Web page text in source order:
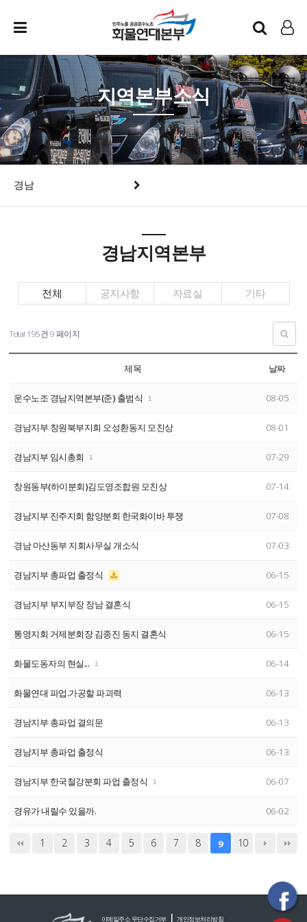
인트라넷
LOG IN
지역본부소식
경남
경남지역본부
전체 공지사항 자료실 기타
Total 195건 9 페이지
제목 날짜
운수노조 경남지역본부(준) 출범식 1 08-05
경남지부 창원북부지회 오성환동지 모친상 08-01
경남지부 임시총회 1 07-29
창원동부(하이분회)김도영조합원 모친상 07-14
경남지부 진주지회 함양분회 한국화이바 투쟁 07-08
경남 마산동부 지회사무실 개소식 07-03
경남지부 총파업 출정식 06-15
경남지부 부지부장 장남 결혼식 06-15
통영지회 거제분회장 김종진 동지 결혼식 06-15
화물도동자의 현실... 1 06-14
화물연대 파업.가공할 파괴력 06-13
경남지부 총파업 결의문 06-13
경남지부 총파업 출정식 06-13
경남지부 한국철강분회 파업 출정식 1 06-07
경유가 내릴수 있을까. 06-02
1 2 3 4 5 6 7 8 9 10
이메일주소 무단수집거부|개인정보처리방침